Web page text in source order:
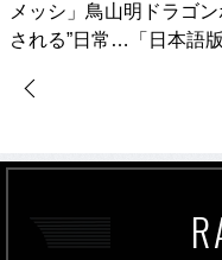
メッシ」鳥山明ドラゴ
される”日常…「日本語